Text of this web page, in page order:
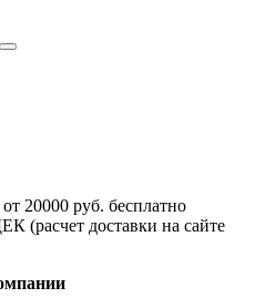
20000 руб. бесплатно
(расчет доставки на сайте